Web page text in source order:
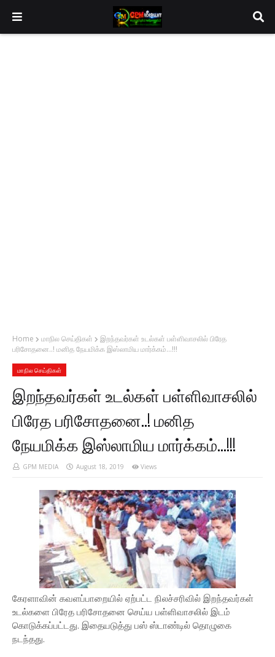
Home மாநில செய்திகள்
இறந்தவர்கள் உடல்கள் பள்ளிவாசலில் பிரேத
பரிசோதனை..! மனித நேயமிக்க இஸ்லாமிய மார்க்கம்...!!!
மாநில செய்திகள்
இறந்தவர்கள் உடல்கள் பள்ளிவாசலில்
பிரேத பரிசோதனை..! மனித
நேயமிக்க இஸ்லாமிய மார்க்கம்...!!!
GPM MEDIA August 18, 2019 Views
கேரளாவின் கவளப்பாறையில் ஏற்பட்ட நிலச்சரிவில் இறந்தவர்கள்
உடல்களை பிரேத பரிசோதனை செய்ய பள்ளிவாசலில் இடம்
கொடுக்கப்பட்டது. இதையடுத்து பஸ் ஸ்டாண்டில் தொழுகை
நடந்தது.